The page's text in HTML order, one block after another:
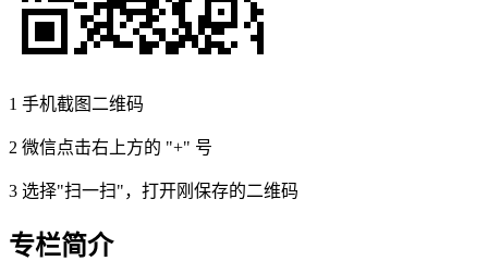
1 手机截图二维码
2 微信点击右上方的 "+" 号
3 选择"扫一扫"，打开刚保存的二维码
专栏简介